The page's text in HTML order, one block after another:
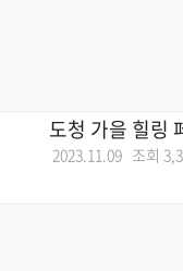
도청 가을 힐링
2023.11.09 조회